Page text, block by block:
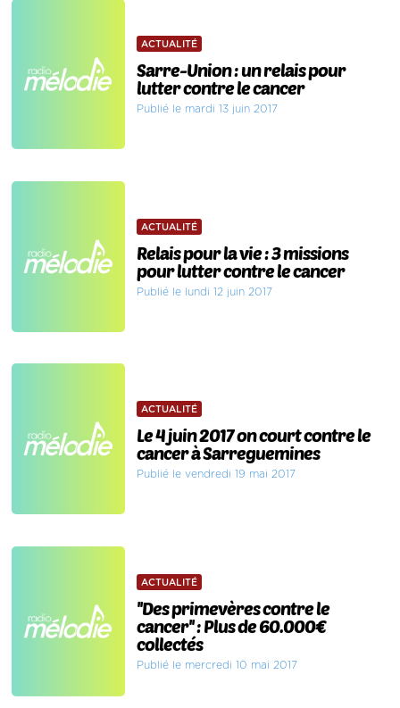
ACTUALITÉ
Sarre-Union : un relais pour
lutter contre le cancer
Publié le mardi 13 juin 2017
ACTUALITÉ
Relais pour la vie : 3 missions
pour lutter contre le cancer
Publié le lundi 12 juin 2017
ACTUALITÉ
Le 4 juin 2017 on court contre le
cancer à Sarreguemines
Publié le vendredi 19 mai 2017
ACTUALITÉ
''Des primevères contre le
cancer'' : Plus de 60.000€
collectés
Publié le mercredi 10 mai 2017